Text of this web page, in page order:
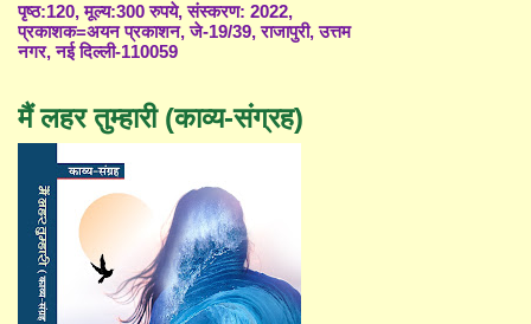
पृष्ठ:120, मूल्य:300 रुपये, संस्करण: 2022,
प्रकाशक=अयन प्रकाशन, जे-19/39, राजापुरी, उत्तम
नगर, नई दिल्ली-110059
मैं लहर तुम्हारी (काव्य-संग्रह)